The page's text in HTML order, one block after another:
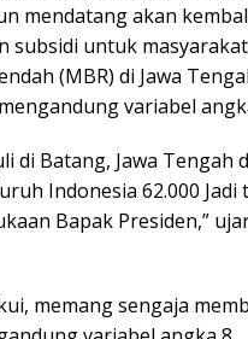
mendatang akan
subsidi untuk masyarakat
(MBR) di Jawa
variabel
di Batang, Jawa Tengah
Indonesia 62.000 Jadi
Bapak Presiden,”
memang sengaja